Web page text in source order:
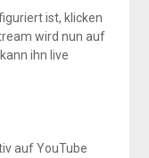
ist, klicken
wird nun auf
ihn live
auf YouTube